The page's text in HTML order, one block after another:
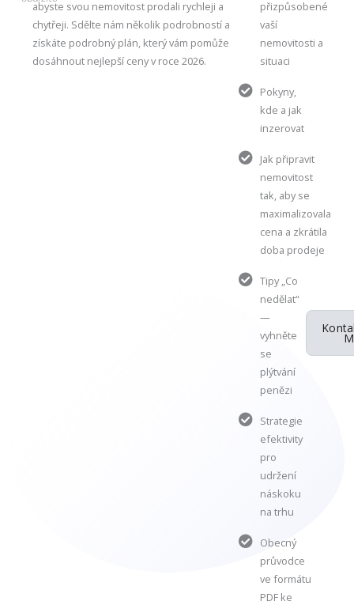
abyste svou nemovitost prodali rychleji a
chytřeji. Sdělte nám několik podrobností a
získáte podrobný plán, který vám pomůže
dosáhnout nejlepší ceny v roce 2026.
přizpůsobené
vaší
nemovitosti a
situaci
Pokyny,
kde a jak
inzerovat
Jak připravit
nemovitost
tak, aby se
maximalizovala
cena a zkrátila
doba prodeje
Tipy „Co
nedělat“
—
vyhněte
se
plýtvání
penězi
Strategie
efektivity
pro
udržení
náskoku
na trhu
Obecný
průvodce
ve formátu
PDF ke